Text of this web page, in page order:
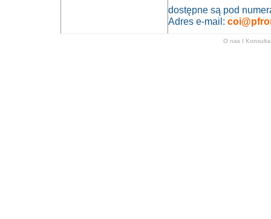
dostępne są pod
Adres e-mail:
O nas I